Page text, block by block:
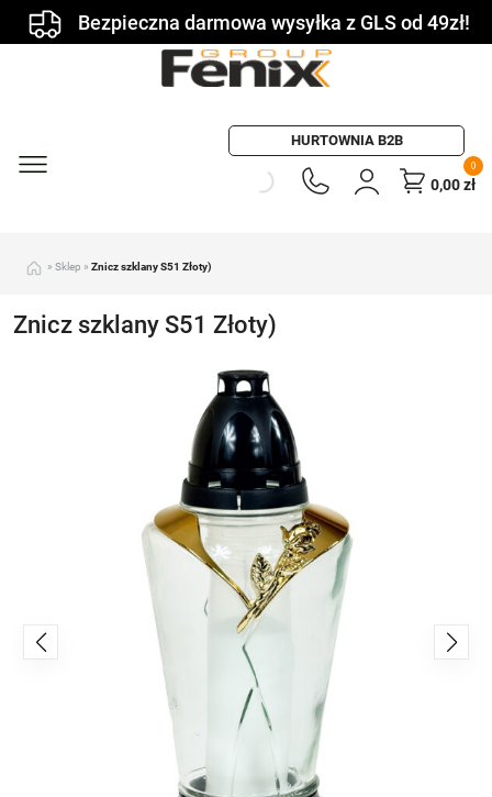
Bezpieczna darmowa wysyłka z GLS od 49zł!
HURTOWNIA B2B
0
0,00zł
» Sklep » Znicz szklany S51 Złoty)
Znicz szklany S51 Złoty)